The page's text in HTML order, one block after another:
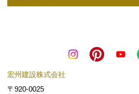
宏州建設株式会社
〒920-0025